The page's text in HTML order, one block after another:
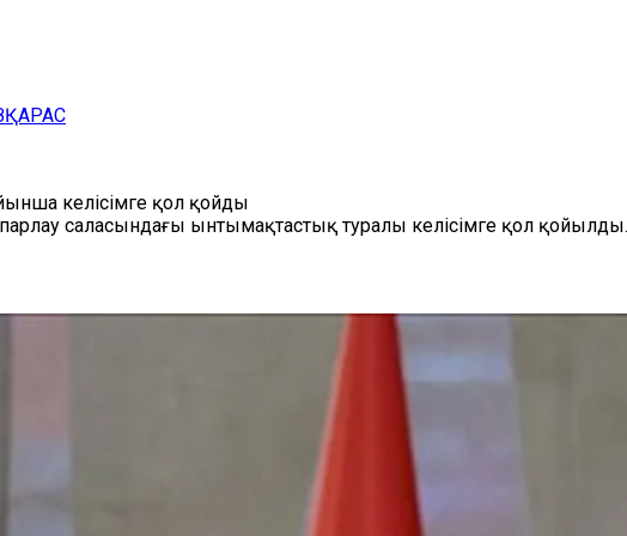
келісімге қол қойды
саласындағы ынтымақтастық туралы келісімге қол қойылды.